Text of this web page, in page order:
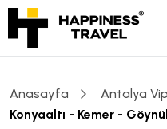
Anasayfa
Antalya
Konyaaltı - Kemer -